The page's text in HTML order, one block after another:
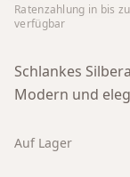
Ratenzahlung in bis zu
verfügbar
Schlankes
Modern und
Auf Lager